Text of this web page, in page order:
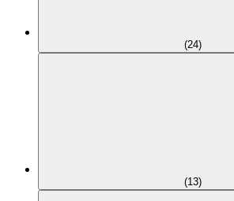
(24)
(13)